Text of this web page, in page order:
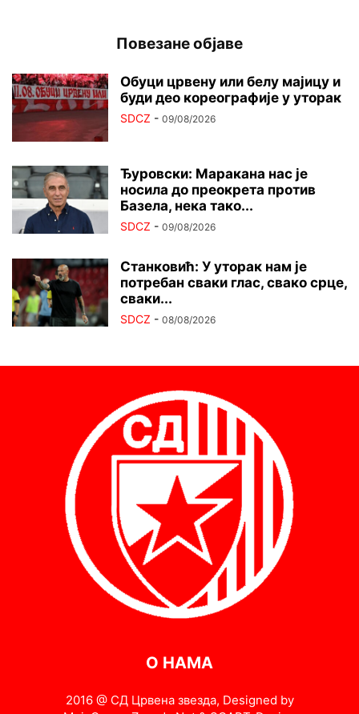
Повезане објаве
Обуци црвену или белу мајицу и
буди део кореографије у уторак
SDCZ - 09/08/2026
Ђуровски: Маракана нас је
носила до преокрета против
Базела, нека тако...
SDCZ - 09/08/2026
Станковић: У уторак нам је
потребан сваки глас, свако срце,
сваки...
SDCZ - 08/08/2026
О НАМА
2016 @ СД Црвена звезда, Designed by